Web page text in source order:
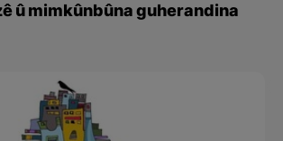
û mimkûnbûna guherandina